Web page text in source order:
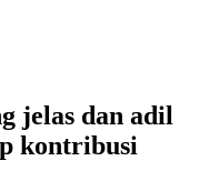
jelas dan adil
kontribusi